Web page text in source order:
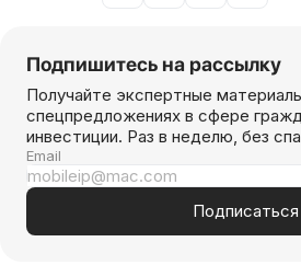
Подпишитесь на рассылку
Получайте экспертные
спецпредложениях в сфере
инвестиции. Раз в неделю, без
Email
Подписаться